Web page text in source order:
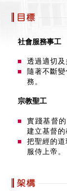
社會服務事工
透過適切
隨著不斷
務。
宗教聖工
實踐基督
建立基督
把聖經的
服侍上帝。